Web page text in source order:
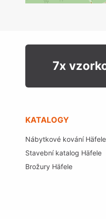
7x
KATALOGY
Nábytkové kování Häfele
Stavební katalog Häfele
Brožury Häfele